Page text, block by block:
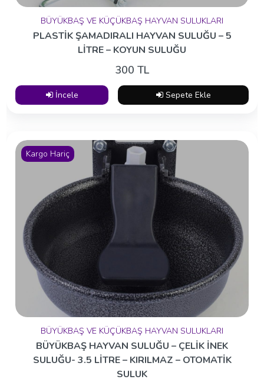
BÜYÜKBAŞ VE KÜÇÜKBAŞ HAYVAN SULUKLARI
PLASTİK ŞAMADIRALI HAYVAN SULUĞU – 5
LİTRE – KOYUN SULUĞU
300 TL
İncele Sepete Ekle
Kargo Hariç
BÜYÜKBAŞ VE KÜÇÜKBAŞ HAYVAN SULUKLARI
BÜYÜKBAŞ HAYVAN SULUĞU – ÇELİK İNEK
SULUĞU- 3.5 LİTRE – KIRILMAZ – OTOMATİK
SULUK